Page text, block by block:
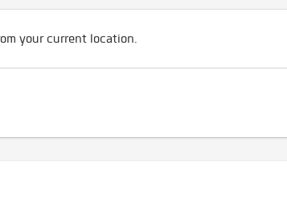
your current location.